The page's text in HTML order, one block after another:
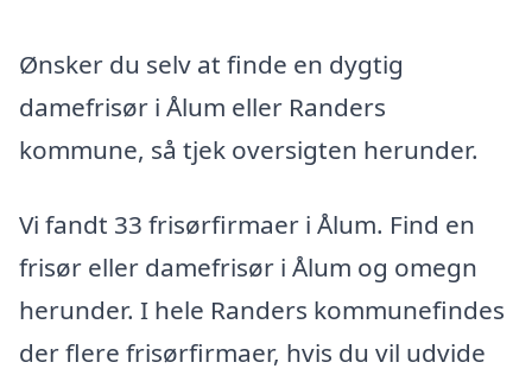
Ønsker du selv at finde en dygtig
damefrisør i Ålum eller Randers
kommune, så tjek oversigten herunder.
Vi fandt 33 frisørfirmaer i Ålum. Find en
frisør eller damefrisør i Ålum og omegn
herunder. I hele Randers kommunefindes
der flere frisørfirmaer, hvis du vil udvide